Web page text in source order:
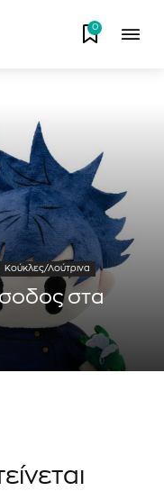
0
Κούκλες/Λούτρινα
στα